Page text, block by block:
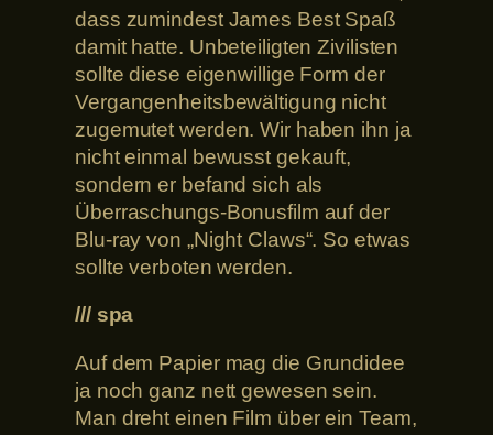
dass zumindest James Best Spaß
damit hatte. Unbeteiligten Zivilisten
sollte diese eigenwillige Form der
Vergangenheitsbewältigung nicht
zugemutet werden. Wir haben ihn ja
nicht einmal bewusst gekauft,
sondern er befand sich als
Überraschungs-Bonusfilm auf der
Blu-ray von „Night Claws“. So etwas
sollte verboten werden.
/// spa
Auf dem Papier mag die Grundidee
ja noch ganz nett gewesen sein.
Man dreht einen Film über ein Team,